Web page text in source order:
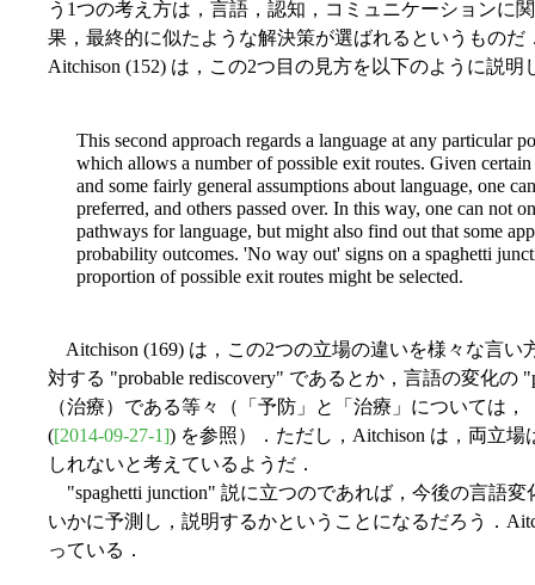
う1つの考え方は，言語，認知，コミュニケーションに
果，最終的に似たような解決策が選ばれるというものだ
Aitchison (152) は，この2つ目の見方を以下のように説明
This second approach regards a language at any particular
which allows a number of possible exit routes. Given
and some fairly general assumptions about language, one
preferred, and others passed over. In this way, one can not
pathways for language, but might also find out that some
probability outcomes. 'No way out' signs on a spaghetti
proportion of possible exit routes might be selected.
Aitchison (169) は，この2つの立場の違いを様々な言い
対する "probable rediscovery" であるとか，言語の変化の
（治療）である等々（「予防」と「治療」については
([2014-09-27-1]) を参照）．ただし，Aitchison は，両立
しれないと考えているようだ．
"spaghetti junction" 説に立つのであれば，今後の言語
いかに予測し，説明するかということになるだろう．
っている．